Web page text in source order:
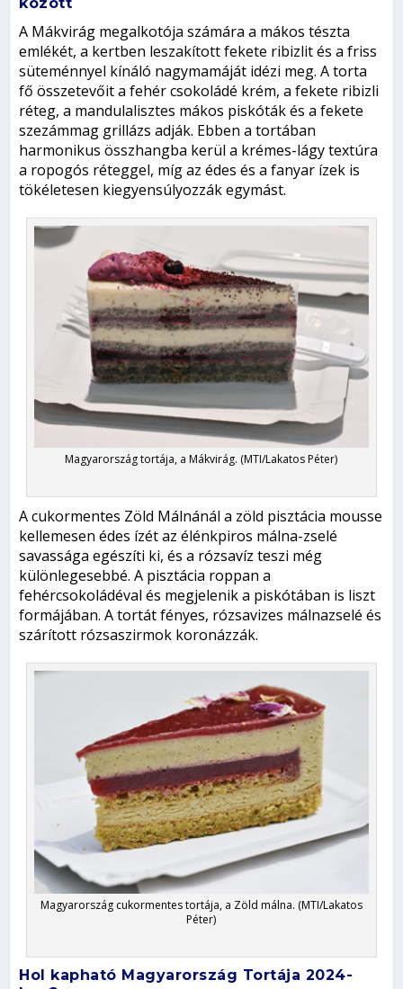
A Mákvirág megalkotója számára a mákos tészta
emlékét, a kertben leszakított fekete ribizlit és a friss
süteménnyel kínáló nagymamáját idézi meg. A torta
fő összetevőit a fehér csokoládé krém, a fekete ribizli
réteg, a mandulalisztes mákos piskóták és a fekete
szezámmag grillázs adják. Ebben a tortában
harmonikus összhangba kerül a krémes-lágy textúra
a ropogós réteggel, míg az édes és a fanyar ízek is
tökéletesen kiegyensúlyozzák egymást.
Magyarország tortája, a Mákvirág. (MTI/Lakatos Péter)
A cukormentes Zöld Málnánál a zöld pisztácia mousse
kellemesen édes ízét az élénkpiros málna-zselé
savassága egészíti ki, és a rózsavíz teszi még
különlegesebbé. A pisztácia roppan a
fehércsokoládéval és megjelenik a piskótában is liszt
formájában. A tortát fényes, rózsavizes málnazselé és
szárított rózsaszirmok koronázzák.
Magyarország cukormentes tortája, a Zöld málna. (MTI/Lakatos
Péter)
Hol kapható Magyarország Tortája 2024-